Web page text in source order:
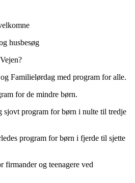
husbesøg
Familielørdag med program for alle.
for de mindre børn.
sjovt program for børn i nulte til tredje
program for børn i fjerde til sjette
firmander og teenagere ved